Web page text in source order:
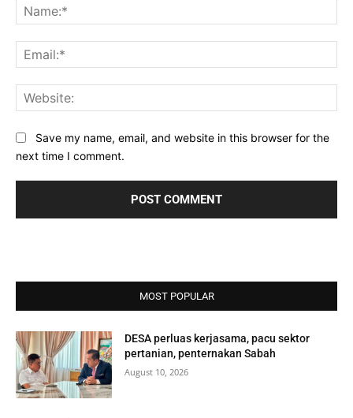
Save my name, email, and website in this browser for the
next time I comment.
MOST POPULAR
DESA perluas kerjasama, pacu sektor
pertanian, penternakan Sabah
August 10, 2026